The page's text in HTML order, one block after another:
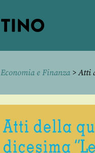
Economia e Finanza> Atti